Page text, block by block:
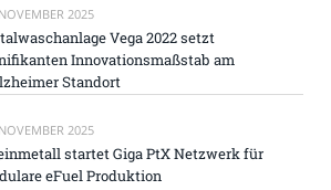
2025
Vega 2022 setzt
Innovationsmaßstab am
Standort
2025
startet Giga PtX Netzwerk für
eFuel Produktion